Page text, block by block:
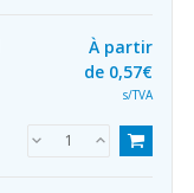
À partir
de 0,57€
s/TVA